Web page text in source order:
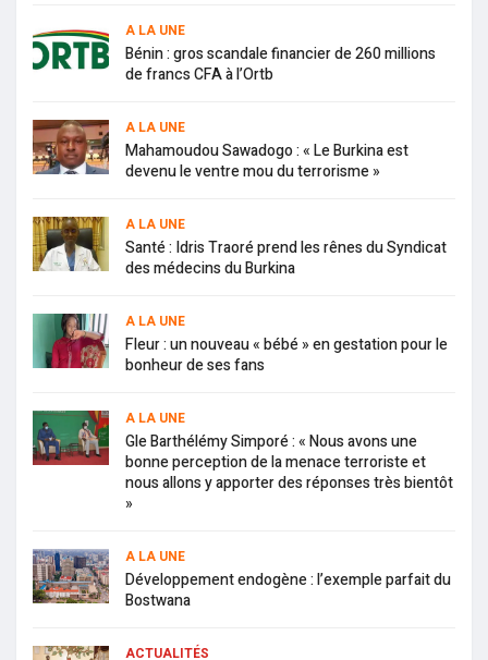
A LA UNE
Bénin : gros scandale financier de 260 millions
de francs CFA à l’Ortb
A LA UNE
Mahamoudou Sawadogo : « Le Burkina est
devenu le ventre mou du terrorisme »
A LA UNE
Santé : Idris Traoré prend les rênes du Syndicat
des médecins du Burkina
A LA UNE
Fleur : un nouveau « bébé » en gestation pour le
bonheur de ses fans
A LA UNE
Gle Barthélémy Simporé : « Nous avons une
bonne perception de la menace terroriste et
nous allons y apporter des réponses très bientôt
»
A LA UNE
Développement endogène : l’exemple parfait du
Bostwana
ACTUALITÉS